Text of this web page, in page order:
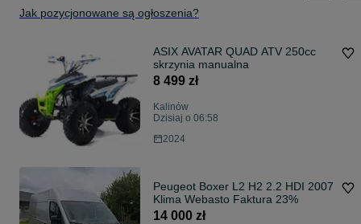
Jak pozycjonowane są ogłoszenia?
ASIX AVATAR QUAD ATV 250cc
skrzynia manualna
8 499 zł
Kalinów
Dzisiaj o 06:58
2024
Peugeot Boxer L2 H2 2.2 HDI 2007
Klima Webasto Faktura 23%
14 000 zł